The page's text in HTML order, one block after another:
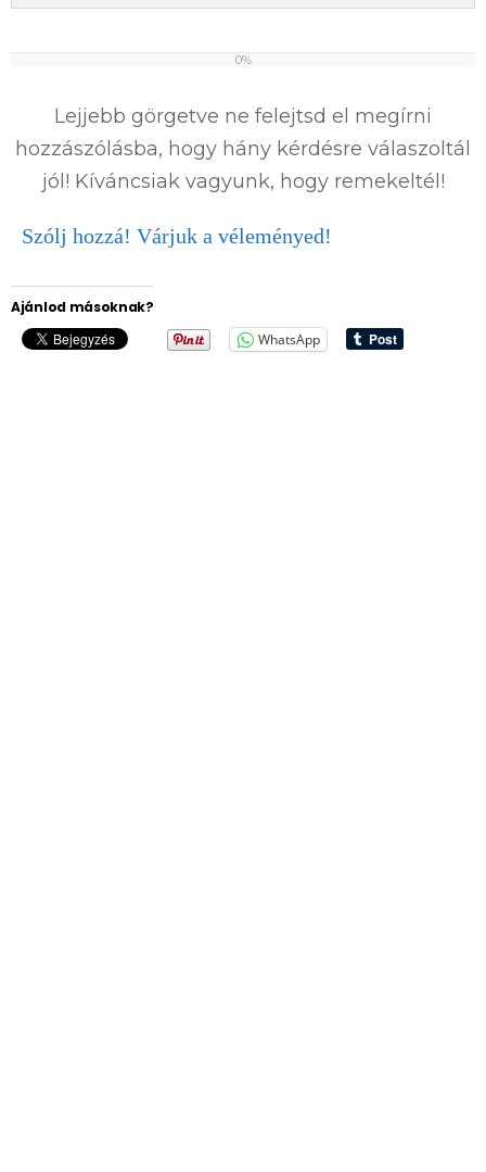
0%
Lejjebb görgetve ne felejtsd el megírni
hozzászólásba, hogy hány kérdésre válaszoltál
jól! Kíváncsiak vagyunk, hogy remekeltél!
Szólj hozzá! Várjuk a véleményed!
Ajánlod másoknak?
WhatsApp